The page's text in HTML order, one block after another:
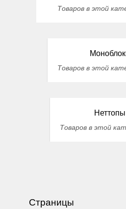
Товаров в этой
Товаров в этой
Неттопы
Товаров в этой
Страницы